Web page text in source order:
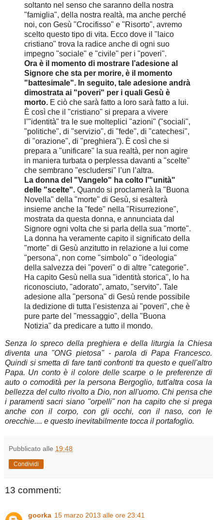
soltanto nel senso che saranno della nostra
"famiglia", della nostra realtà, ma anche perché
noi, con Gesù "Crocifisso" e "Risorto", avremo
scelto questo tipo di vita. Ecco dove il "laico
cristiano" trova la radice anche di ogni suo
impegno "sociale" e "civile" per i "poveri".
Ora è il momento di mostrare l’adesione al
Signore che sta per morire, è il momento
"battesimale". In seguito, tale adesione andrà
dimostrata ai "poveri" per i quali Gesù è
morto. E ciò che sarà fatto a loro sarà fatto a lui.
È così che il "cristiano" si prepara a vivere
l’"identità" tra le sue molteplici "azioni" ("sociali",
"politiche", di "servizio", di "fede", di "catechesi",
di "orazione", di "preghiera"). È così che si
prepara a "unificare" la sua realtà, per non agire
in maniera turbata o perplessa davanti a "scelte"
che sembrano "escludersi" l’un l’altra.
La donna del "Vangelo" ha colto l’"unità"
delle "scelte". Quando si proclamerà la "Buona
Novella" della "morte" di Gesù, si esalterà
insieme anche la "fede" nella "Risurrezione",
mostrata da questa donna, e annunciata dal
Signore ogni volta che si parla della sua "morte".
La donna ha veramente capito il significato della
"morte" di Gesù anzitutto in relazione a lui come
"persona", non come "simbolo" o "ideologia"
della salvezza dei "poveri" o di altre "categorie".
Ha capito Gesù nella sua "identità storica", lo ha
riconosciuto, "adorato", amato, "servito". Tale
adesione alla "persona" di Gesù rende possibile
la dedizione di tutta l’esistenza ai "poveri", che è
pure parte del "messaggio", della "Buona
Notizia" da predicare a tutto il mondo.
Senza lo spreco della preghiera e della liturgia la Chiesa
diventa una "ONG pietosa" - parola di Papa Francesco.
Quindi si smetta di fare tanti confronti tra questo e quell'altro
Papa. Un conto è il colore delle scarpe o le preferenze di
auto o comodità per la persona Bergoglio, tutt'altra cosa la
bellezza del culto rivolto a Dio, non all'uomo. Chi pensa che
i paramenti sacri siano "orpelli" non ha capito che si prega
anche con il corpo, con gli occhi, con il naso, con le
orecchie.... e questo inevitabilmente tocca il portafoglio.
Pubblicato alle 19:48
Condividi
13 commenti:
goorka 15 marzo 2013 alle ore 23:41